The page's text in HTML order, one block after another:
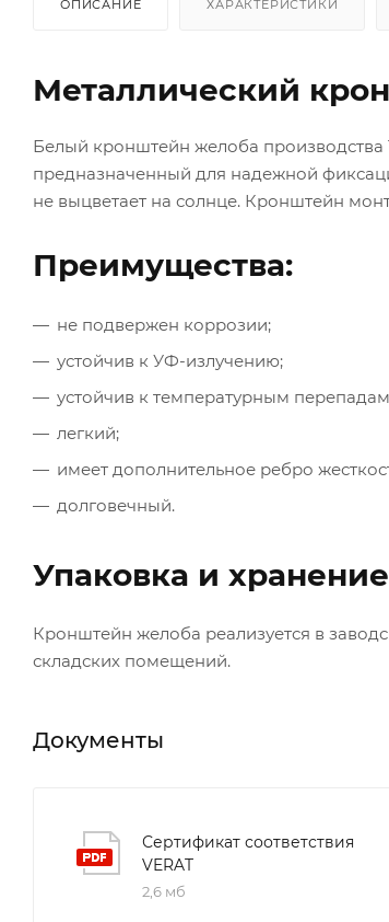
ОПИСАНИЕ ХАРАКТЕРИСТИКИ
Металлический
Белый кронштейн желоба
предназначенный для надежной
не выцветает на солнце. Кронштейн
Преимущества:
не подвержен коррозии;
устойчив к УФ-излучению;
устойчив к температурным
легкий;
имеет дополнительное ребро
долговечный.
Упаковка и хранение
Кронштейн желоба реализуется в
складских помещений.
Документы
Сертификат соответствия
VERAT
2,6 мб